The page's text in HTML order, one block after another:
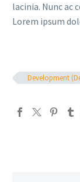
lacinia. Nunc ac
Lorem ipsum
Development